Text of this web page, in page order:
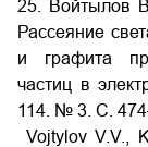
25. Войтылов
Рассеяние
и графита
частиц в
114. № 3. С.
Vojtylov V.V.,